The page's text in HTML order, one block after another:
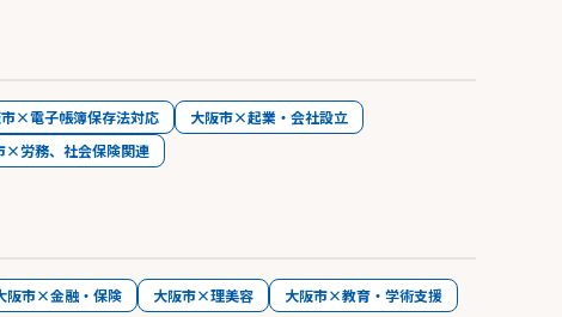
×電子帳簿保存法対応
大阪市×起業・会社設立
×労務、社会保険関連
阪市×金融・保険 大阪市×理美容
大阪市×教育・学術支援